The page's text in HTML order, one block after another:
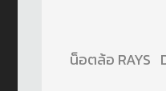
น็อตล้อ RAYS